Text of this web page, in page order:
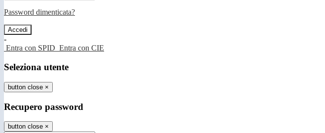
Password dimenticata?
-
Entra con SPID Entra con CIE
Seleziona utente
button close ×
Recupero password
button close ×